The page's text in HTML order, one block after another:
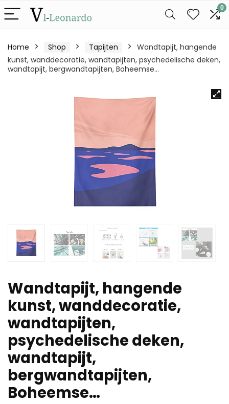
0
Home Shop Tapijten
Wandtapijt, hangende
kunst, wanddecoratie, wandtapijten, psychedelische deken,
wandtapijt, bergwandtapijten, Boheemse…
Wandtapijt, hangende
kunst, wanddecoratie,
wandtapijten,
psychedelische deken,
wandtapijt,
bergwandtapijten,
Boheemse…